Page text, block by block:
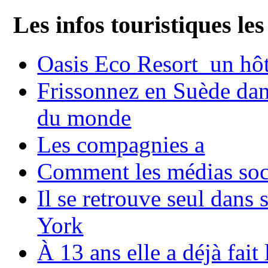
Les infos touristiques
Oasis Eco Resort un
Frissonnez en Suède
du monde
Les compagnies a
Comment les médias
Il se retrouve seul dans
York
À 13 ans elle a déjà